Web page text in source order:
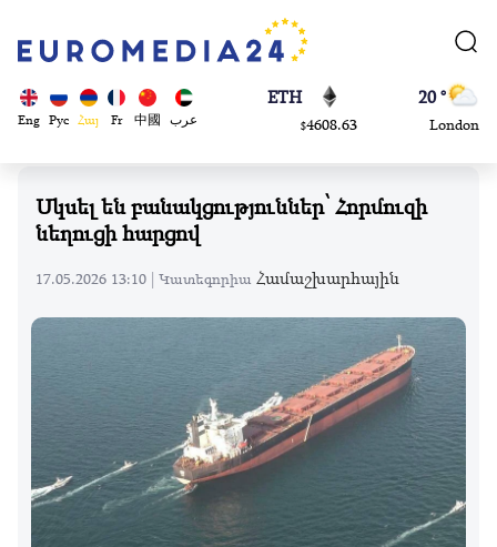
Eng Рус Հայ Fr 中國 عرب
ADA
ETH
$4608.63
20 °
London
23 °
23 °
Madrid
Սկսել են բանակցություններ՝ Հորմուզի
նեղուցի հարցով
17.05.2026 13:10 | Կատեգորիա Համաշխարհային